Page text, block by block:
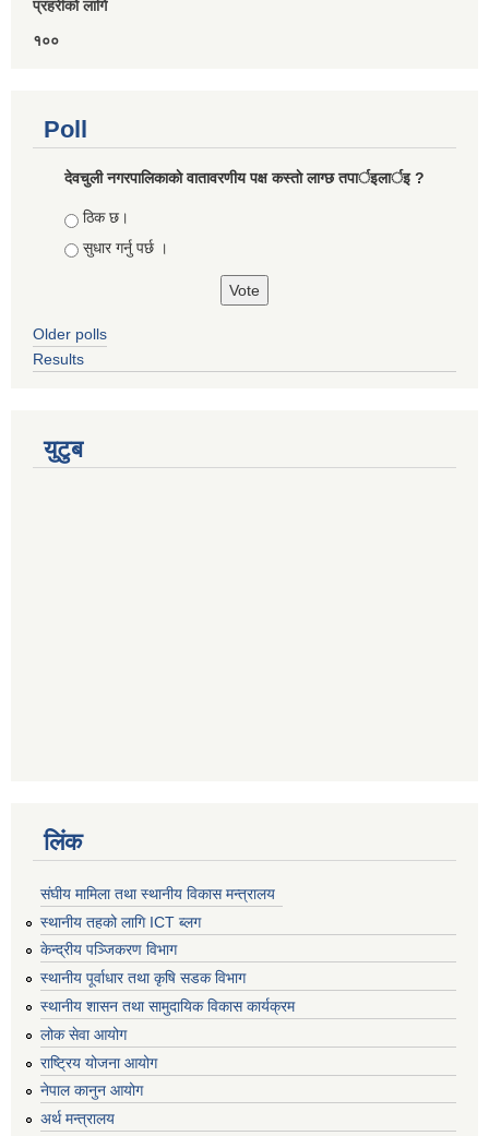
प्रहरीकाे लागि
१००
Poll
देवचुली नगरपालिकाकाे वातावरणीय पक्ष कस्ताे लाग्छ तपार्इलार्इ ?
Choices
ठिक छ।
सुधार गर्नु पर्छ ।
Older polls
Results
युटुब
लिंक
संघीय मामिला तथा स्थानीय विकास मन्त्रालय
स्थानीय तहको लागि ICT ब्लग
केन्द्रीय पञ्जिकरण विभाग
स्थानीय पूर्वाधार तथा कृषि सडक विभाग
स्थानीय शासन तथा सामुदायिक विकास कार्यक्रम
लोक सेवा आयोग
राष्ट्रिय योजना आयोग
नेपाल कानुन आयोग
अर्थ मन्त्रालय